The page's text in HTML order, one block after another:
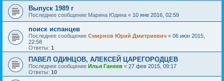
Выпуск 1989 г
Последнее сообщение Марина Юдина « 10 янв 2016, 02:59
поиск испанцев
Последнее сообщение Смирнов Юрий Дмитриевич « 06 июн 2015,
22:58
Ответы: 1
ПАВЕЛ ОДИНЦОВ, АЛЕКСЕЙ ЦАРЕГОРОДЦЕВ
Последнее сообщение Илья Ганеев « 27 фев 2015, 09:17
Ответы: 10